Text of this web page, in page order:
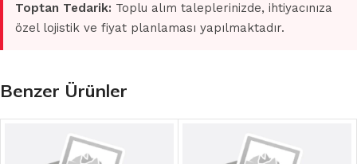
Toptan Tedarik: Toplu alım taleplerinizde, ihtiyacınıza
özel lojistik ve fiyat planlaması yapılmaktadır.
Benzer Ürünler